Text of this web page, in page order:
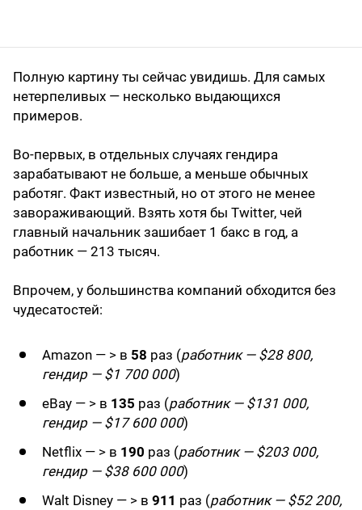
Полную картину ты сейчас увидишь. Для самых
нетерпеливых — несколько выдающихся
примеров.
Во-первых, в отдельных случаях гендира
зарабатывают не больше, а меньше обычных
работяг. Факт известный, но от этого не менее
завораживающий. Взять хотя бы Twitter, чей
главный начальник зашибает 1 бакс в год, а
работник — 213 тысяч.
Впрочем, у большинства компаний обходится без
чудесатостей:
Amazon — > в 58 раз (работник — $28 800,
гендир — $1 700 000)
eBay — > в 135 раз (работник — $131 000,
гендир — $17 600 000)
Netflix — > в 190 раз (работник — $203 000,
гендир — $38 600 000)
Walt Disney — > в 911 раз (работник — $52 200,